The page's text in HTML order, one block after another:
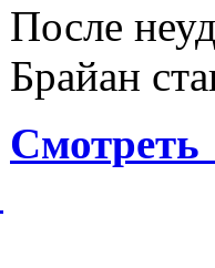
После
Брайан
Смотреть